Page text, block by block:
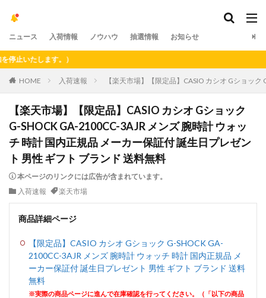
ニュース 入荷情報 ノウハウ 抽選情報 お知らせ
たします。）
HOME 入荷速報 【楽天市場】【限定品】CASIO カシオ Gショッ
【楽天市場】【限定品】CASIO カシオ Gショック
G-SHOCK GA-2100CC-3AJR メンズ 腕時計 ウォッ
チ 時計 国内正規品 メーカー保証付 誕生日プレゼン
ト 男性 ギフト ブランド 送料無料
本ページのリンクには広告が含まれています。
入荷速報
楽天市場
商品詳細ページ
【限定品】CASIO カシオ Gショック G-SHOCK GA-
2100CC-3AJR メンズ 腕時計 ウォッチ 時計 国内正規品 メ
ーカー保証付 誕生日プレゼント 男性 ギフト ブランド 送料
無料
※実際の商品ページに進んで在庫確認を行ってください。（「以下の商品